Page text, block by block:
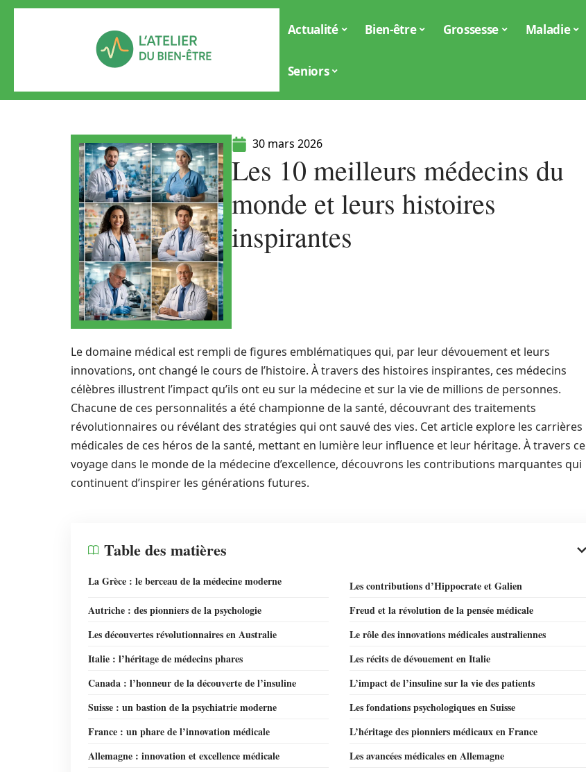
Actualité Bien-être Grossesse Maladie
Seniors
30 mars 2026
Les 10 meilleurs médecins du
monde et leurs histoires
inspirantes
Le domaine médical est rempli de figures emblématiques qui, par leur dévouement et leurs
innovations, ont changé le cours de l’histoire. À travers des histoires inspirantes, ces médecins
célèbres illustrent l’impact qu’ils ont eu sur la médecine et sur la vie de millions de personnes.
Chacune de ces personnalités a été championne de la santé, découvrant des traitements
révolutionnaires ou révélant des stratégies qui ont sauvé des vies. Cet article explore les carrières
médicales de ces héros de la santé, mettant en lumière leur influence et leur héritage. À travers ce
voyage dans le monde de la médecine d’excellence, découvrons les contributions marquantes qui
continuent d’inspirer les générations futures.
Table des matières
La Grèce : le berceau de la médecine moderne
Les contributions d’Hippocrate et Galien
Autriche : des pionniers de la psychologie
Freud et la révolution de la pensée médicale
Les découvertes révolutionnaires en Australie
Le rôle des innovations médicales australiennes
Italie : l’héritage de médecins phares
Les récits de dévouement en Italie
Canada : l’honneur de la découverte de l’insuline
L’impact de l’insuline sur la vie des patients
Suisse : un bastion de la psychiatrie moderne
Les fondations psychologiques en Suisse
France : un phare de l’innovation médicale
L’héritage des pionniers médicaux en France
Allemagne : innovation et excellence médicale
Les avancées médicales en Allemagne